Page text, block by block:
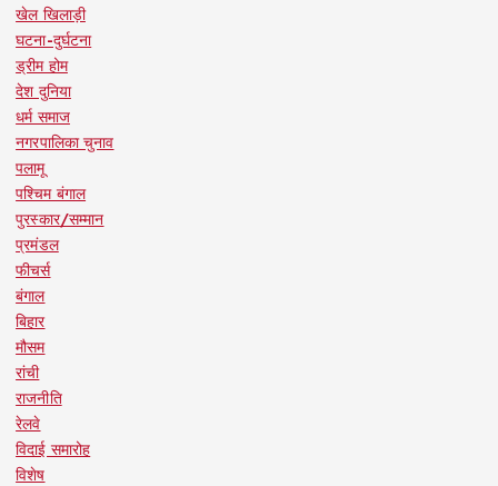
खेल खिलाड़ी
घटना-दुर्घटना
ड्रीम होम
देश दुनिया
धर्म समाज
नगरपालिका चुनाव
पलामू
पश्चिम बंगाल
पुरस्कार/सम्मान
प्रमंडल
फीचर्स
बंगाल
बिहार
मौसम
रांची
राजनीति
रेलवे
विदाई समारोह
विशेष